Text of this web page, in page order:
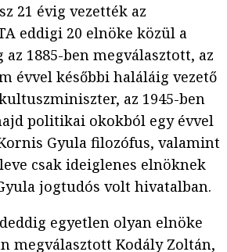
21 évig vezették az
eddigi 20 elnöke közül a
1885-ben megválasztott, az
évvel későbbi haláláig vezető
az 1945-ben
politikai okokból egy évvel
Gyula filozófus, valamint
csak ideiglenes elnöknek
jogtudós volt hivatalban.
egyetlen olyan elnöke
megválasztott Kodály Zoltán,